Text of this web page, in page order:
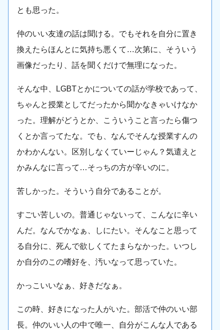
とも思った。
仲のいい友達の話は聞ける。でもそれを自分に置き
換えたらほんとに気持ち悪くて…次第に、そういう
画像だったり、話を聞くだけで無理になった。
そんな中、LGBTとかについての話が学校であって、
ちゃんと授業としてだったから聞かなきゃいけなか
った。理解がどうとか、こういうこと言ったら傷つ
くとか言ってたな。でも、なんでそんな授業すんの
かわかんない。区別しなくていーじゃん？気遣えと
かみんなに言って…そっちの方が辛いのに。
苦しかった。そういう自分であることが。
すごい苦しいの。普通じゃないって、こんなに辛い
んだ。なんでかなぁ、しにたい。そんなこと思って
る自分に、死んで欲しくてたまらなかった。いつし
か自分のこの嗜好を、汚いなって思っていた。
かっこいいなぁ、好きだなぁ。
この時、好きになった人がいた。部活で仲のいい部
長。仲のいい人の中で唯一、自分がこんな人である